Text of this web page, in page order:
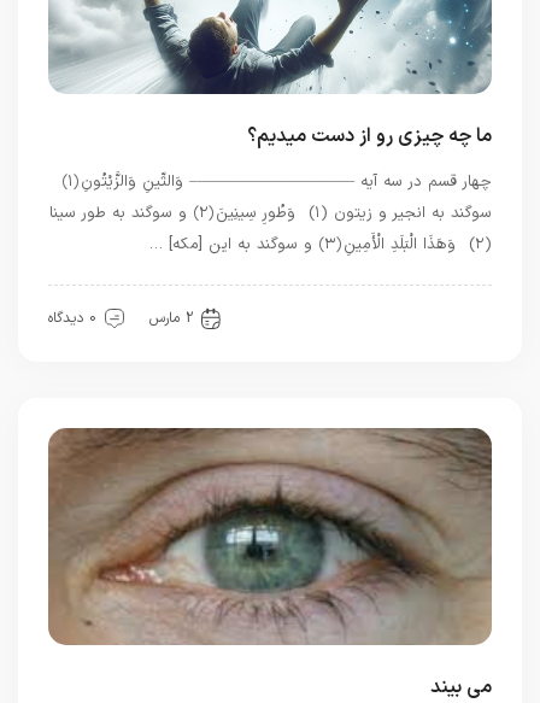
ما چه چیزی رو از دست میدیم؟
چهار قسم در سه آیه ——————————– وَالتِّينِ وَالزَّيْتُونِ ﴿۱﴾
سوگند به انجیر و زیتون (۱) وَطُورِ سِينِينَ ﴿۲﴾ و سوگند به طور سینا
(۲) وَهَذَا الْبَلَدِ الْأَمِينِ ﴿۳﴾ و سوگند به این [مکه] …
2 مارس 0 دیدگاه
می بیند